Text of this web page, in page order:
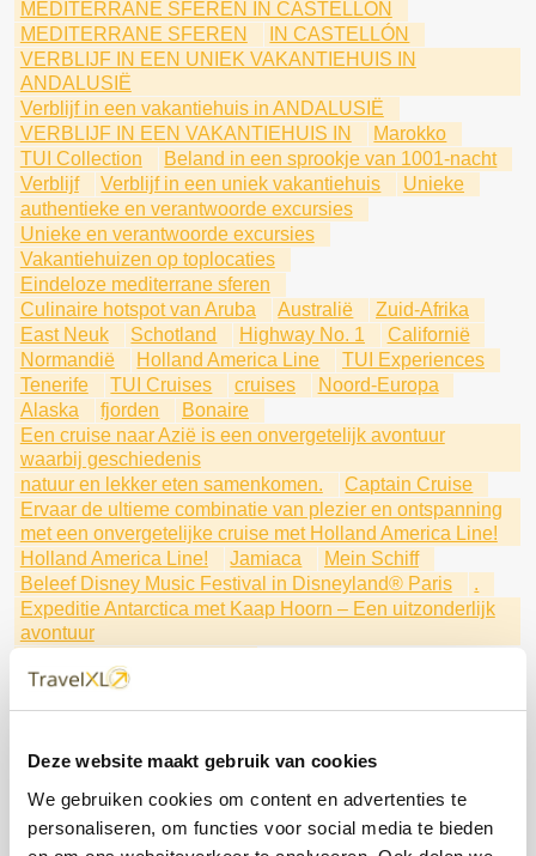
Deze website maakt gebruik van cookies
We gebruiken cookies om content en advertenties te
personaliseren, om functies voor social media te bieden
MEDITERRANE SFEREN IN CASTELLÓN
MEDITERRANE SFEREN
IN CASTELLÓN
VERBLIJF IN EEN UNIEK VAKANTIEHUIS IN
ANDALUSIË
Verblijf in een vakantiehuis in ANDALUSIË
VERBLIJF IN EEN VAKANTIEHUIS IN
Marokko
TUI Collection
Beland in een sprookje van 1001-nacht
Verblijf
Verblijf in een uniek vakantiehuis
Unieke
authentieke en verantwoorde excursies
Unieke en verantwoorde excursies
Vakantiehuizen op toplocaties
Eindeloze mediterrane sferen
Culinaire hotspot van Aruba
Australië
Zuid-Afrika
East Neuk
Schotland Highway No. 1
Californië
Normandië
Holland America Line
TUI Experiences
Tenerife
TUI Cruises cruises
Noord-Europa
Alaska
fjorden
Bonaire
Een cruise naar Azië is een onvergetelijk avontuur
waarbij geschiedenis
natuur en lekker eten samenkomen.
Captain Cruise
Ervaar de ultieme combinatie van plezier en ontspanning
met een onvergetelijke cruise met Holland America Line!
Holland America Line!
Jamiaca
Mein Schiff
Beleef Disney Music Festival in Disneyland® Paris
.
Expeditie Antarctica met Kaap Hoorn – Een uitzonderlijk
avontuur
Individueel of als groepsexcursiereis
met Holland America Line
Ontdek de verborgen parels
Qatar: Het verborgen juweel van het Arabisch
De Rhätische Bahn is een spoorlijn die de Alpen op een
spectaculaire manier doorkruist.